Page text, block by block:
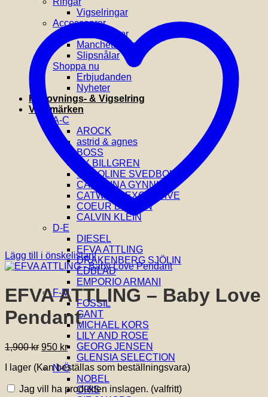
Vigselringar
Accessoarer
Hårklämmor
Manchettknappar
Slipsnålar
Shoppa nu
Erbjudanden
Nyheter
Förlovnings- & Vigselring
Varumärken
A-C
AROCK
astrid & agnes
BOSS
BY BILLGREN
CAROLINE SVEDBOM
CAROLINA GYNNING
CATWALK EXCLUSIVE
COEUR DE LION
CALVIN KLEIN
D-E
DIESEL
EFVA ATTLING
DRAKENBERG SJÖLIN
EDBLAD
EMPORIO ARMANI
F-M
FOSSIL
GANT
MICHAEL KORS
LILY AND ROSE
GEORG JENSEN
GLENSIA SELECTION
N-Ö
NOBEL
ORIS
Lägg till i önskelistan!
EFVA ATTLING – Baby Love
Pendant
1,900kr Det
ursprungliga
priset
1,900 kr.
950 krDet
nuvarande
priset
är:
950 kr.
I lager (Kan beställas som beställningsvara)
Jag vill ha produkten inslagen. (valfritt)